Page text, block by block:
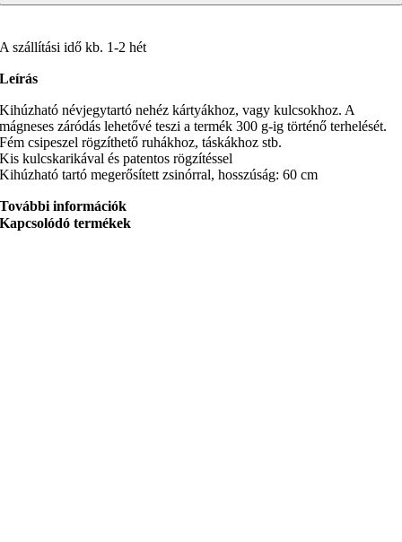
A szállítási idő kb. 1-2 hét
Leírás
Kihúzható névjegytartó nehéz kártyákhoz, vagy kulcsokhoz. A
mágneses záródás lehetővé teszi a termék 300 g-ig történő terhelését.
Fém csipeszel rögzíthető ruhákhoz, táskákhoz stb.
Kis kulcskarikával és patentos rögzítéssel
Kihúzható tartó megerősített zsinórral, hosszúság: 60 cm
További információk
Kapcsolódó termékek